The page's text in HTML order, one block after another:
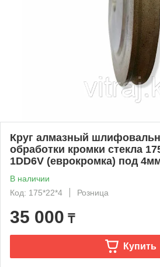
Круг алмазный
обработки кромки стекла
1DD6V (еврокромка) под
В наличии
Код: 175*22*4
Розница
35 000 ₸
Купить